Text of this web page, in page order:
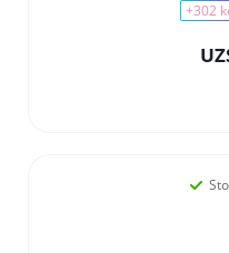
+302